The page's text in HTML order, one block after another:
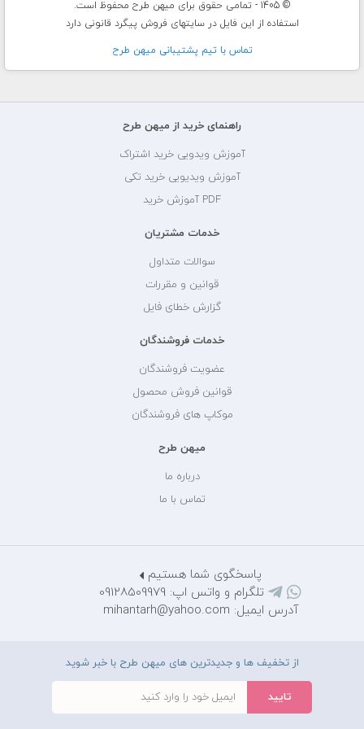
© 1405 - تمامی حقوق برای میهن طرح محفوظ است.
استفاده از این فایل در سایتهای فروش پیگرد قانونی دارد
تماس با تيم پشتيبانی ميهن طرح
راهنمای خرید از میهن طرح
آموزش ویدویی خرید اشتراک
آموزش ویدیویی خرید تکی
PDF آموزش خرید
خدمات مشتریان
سوالات متداول
قوانین و مقررات
گزارش خطای فایل
خدمات فروشندگان
عضویت فروشندگان
قوانین فروش محصول
موکاپ های فروشندگان
میهن طرح
درباره ما
تماس با ما
پاسخگوی شما هستیم
تلگرام و واتس اپ: 09128509979
آدرس ایمیل: mihantarh@yahoo.com
از تخفیف ها و جدیدترین های میهن طرح با خبر شوید